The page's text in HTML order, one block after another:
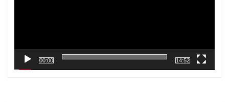
00:00 14:52